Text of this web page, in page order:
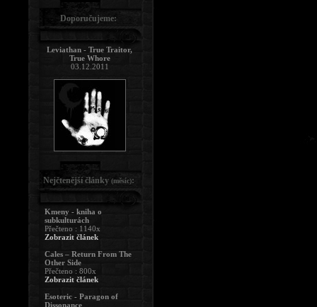
Doporučujeme:
Leviathan - True Traitor,
True Whore
03.12.2011
Nejčtenější články (měsíc):
Kmeny - kniha o
subkulturách
Přečteno : 1140x
Zobrazit článek
Cales – Return From The
Other Side
Přečteno : 800x
Zobrazit článek
Esoteric - Paragon of
Dissonance